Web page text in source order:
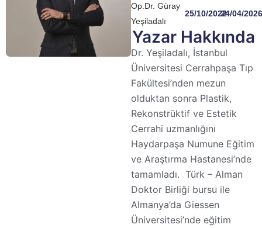
Yazar Hakkında
Op.Dr. Güray
Yeşiladalı
25/10/202224/04/2026
Dr. Yeşiladalı, İstanbul
Üniversitesi Cerrahpaşa Tıp
Fakültesi’nden mezun
olduktan sonra Plastik,
Rekonstrüktif ve Estetik
Cerrahi uzmanlığını
Haydarpaşa Numune Eğitim
ve Araştırma Hastanesi’nde
tamamladı. Türk – Alman
Doktor Birliği bursu ile
Almanya’da Giessen
Üniversitesi’nde eğitim